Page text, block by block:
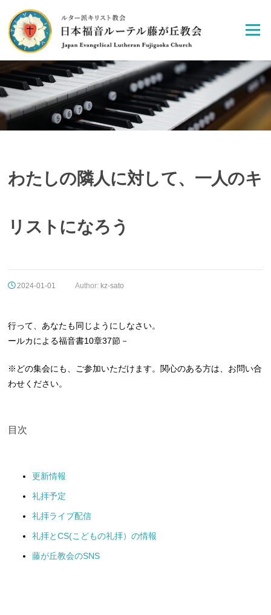
content
Menu
わたしの隣人に対して、一人のキ
リストになろう
2024-01-01 Author: kz-sato
行って、あなたも同じようにしなさい。
ールカによる福音書10章37節－
※どの集会にも、ご参加いただけます。関心のある方は、お問い合
わせください。
目次
更新情報
礼拝予定
礼拝ライブ配信
礼拝とCS(こどもの礼拝）の情報
藤が丘教会のSNS